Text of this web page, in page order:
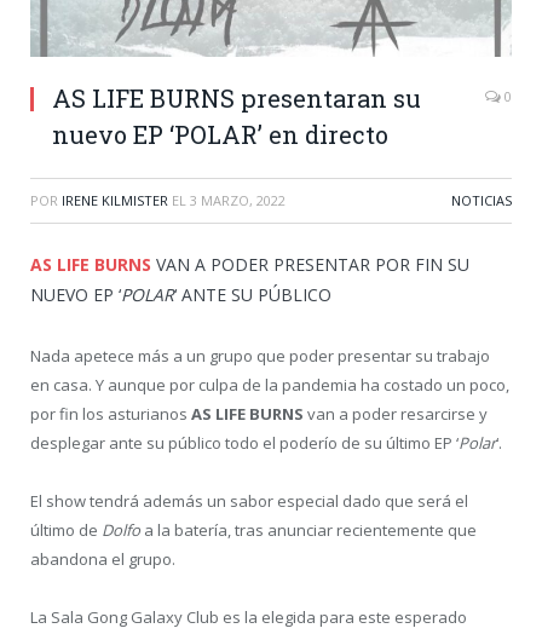
AS LIFE BURNS presentaran su
nuevo EP ‘POLAR’ en directo
0
POR IRENE KILMISTER EL 3 MARZO, 2022 NOTICIAS
AS LIFE BURNS VAN A PODER PRESENTAR POR FIN SU
NUEVO EP ‘POLAR‘ ANTE SU PÚBLICO
Nada apetece más a un grupo que poder presentar su trabajo
en casa. Y aunque por culpa de la pandemia ha costado un poco,
por fin los asturianos AS LIFE BURNS van a poder resarcirse y
desplegar ante su público todo el poderío de su último EP ‘Polar‘.
El show tendrá además un sabor especial dado que será el
último de Dolfo a la batería, tras anunciar recientemente que
abandona el grupo.
La Sala Gong Galaxy Club es la elegida para este esperado